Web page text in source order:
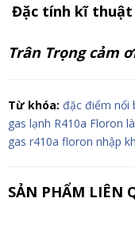
Đặc tính kĩ thuật
Trân Trọng cảm
Từ khóa: đặc điểm nổi
gas lạnh R410a Floron
gas r410a floron nhập
SẢN PHẨM LIÊN